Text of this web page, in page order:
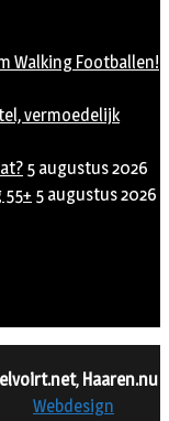
Walking Footballen!
vermoedelijk
5 augustus 2026
55+ 5 augustus 2026
, Haaren.nu
Webdesign